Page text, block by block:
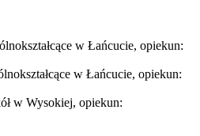
w Łańcucie, opiekun:
w Łańcucie, opiekun:
w Wysokiej, opiekun: